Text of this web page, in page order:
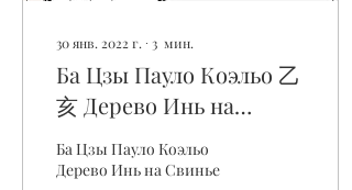
30 янв. 2022 г. ∙ 3 мин.
Ба Цзы Пауло Коэльо 乙
亥 Дерево Инь на
Ба Цзы Пауло Коэльо
Дерево Инь на Свинье